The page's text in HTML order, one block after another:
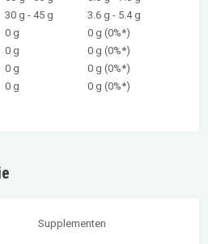
30 g - 45 g
3.6 g - 5.4 g
0 g
0 g (0%*)
0 g
0 g (0%*)
0 g
0 g (0%*)
0 g
0 g (0%*)
Supplementen